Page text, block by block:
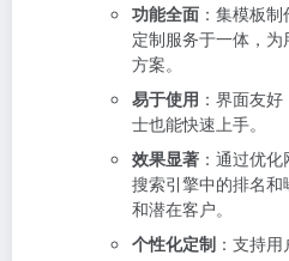
功能全面 ：集模板
定制服务于一体，
方案。
易于使用 ：界面友
士也能快速上手。
效果显著 ：通过优
搜索引擎中的排名
和潜在客户。
个性化定制 ：支持